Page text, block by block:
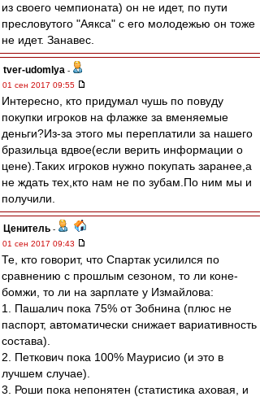
из своего чемпионата) он не идет, по пути
пресловутого "Аякса" с его молодежью он тоже
не идет. Занавес.
tver-udomlya -
01 сен 2017 09:55
Интересно, кто придумал чушь по повуду
покупки игроков на флажке за вменяемые
деньги?Из-за этого мы переплатили за нашего
бразильца вдвое(если верить информации о
цене).Таких игроков нужно покупать заранее,а
не ждать тех,кто нам не по зубам.По ним мы и
получили.
Ценитель -
01 сен 2017 09:43
Те, кто говорит, что Спартак усилился по
сравнению с прошлым сезоном, то ли коне-
бомжи, то ли на зарплате у Измайлова:
1. Пашалич пока 75% от Зобнина (плюс не
паспорт, автоматически снижает вариативность
состава).
2. Петкович пока 100% Маурисио (и это в
лучшем случае).
3. Роши пока непонятен (статистика аховая, и